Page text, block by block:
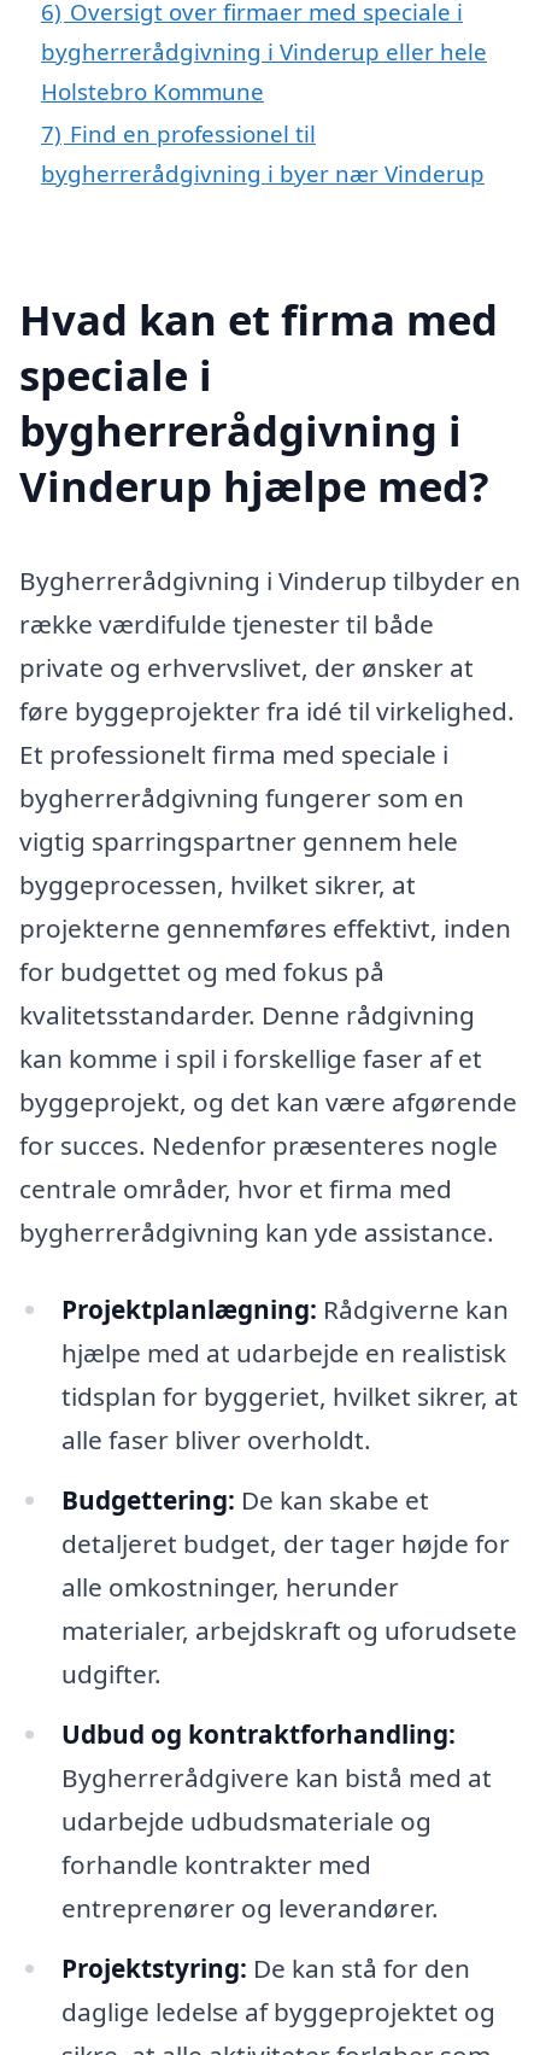
6) Oversigt over firmaer med speciale i
bygherrerådgivning i Vinderup eller hele
Holstebro Kommune
7) Find en professionel til
bygherrerådgivning i byer nær Vinderup
Hvad kan et firma med
speciale i
bygherrerådgivning i
Vinderup hjælpe med?
Bygherrerådgivning i Vinderup tilbyder en
række værdifulde tjenester til både
private og erhvervslivet, der ønsker at
føre byggeprojekter fra idé til virkelighed.
Et professionelt firma med speciale i
bygherrerådgivning fungerer som en
vigtig sparringspartner gennem hele
byggeprocessen, hvilket sikrer, at
projekterne gennemføres effektivt, inden
for budgettet og med fokus på
kvalitetsstandarder. Denne rådgivning
kan komme i spil i forskellige faser af et
byggeprojekt, og det kan være afgørende
for succes. Nedenfor præsenteres nogle
centrale områder, hvor et firma med
bygherrerådgivning kan yde assistance.
Projektplanlægning: Rådgiverne kan
hjælpe med at udarbejde en realistisk
tidsplan for byggeriet, hvilket sikrer, at
alle faser bliver overholdt.
Budgettering: De kan skabe et
detaljeret budget, der tager højde for
alle omkostninger, herunder
materialer, arbejdskraft og uforudsete
udgifter.
Udbud og kontraktforhandling:
Bygherrerådgivere kan bistå med at
udarbejde udbudsmateriale og
forhandle kontrakter med
entreprenører og leverandører.
Projektstyring: De kan stå for den
daglige ledelse af byggeprojektet og